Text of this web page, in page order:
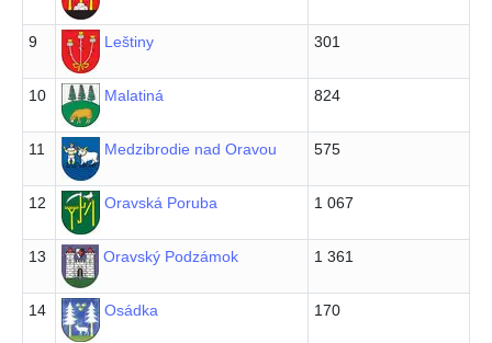
9 Leštiny 301
10 Malatiná 824
11 Medzibrodie nad Oravou 575
12 Oravská Poruba 1 067
13 Oravský Podzámok 1 361
14 Osádka 170